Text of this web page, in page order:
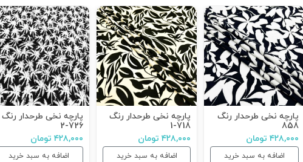
پارچه نخی طرحدار رنگ
858
۴۲۸,۰۰۰ تومان
اضافه به سبد خرید
پارچه نخی طرحدار رنگ
718-1
۴۲۸,۰۰۰ تومان
اضافه به سبد خرید
پارچه نخی طرحدار رنگ
726-2
۴۲۸,۰۰۰ تومان
اضافه به سبد خرید